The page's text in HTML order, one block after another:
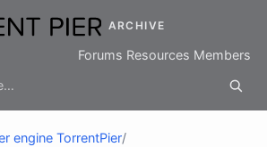
ARCHIVE
Forums Resources Members
engine TorrentPier/